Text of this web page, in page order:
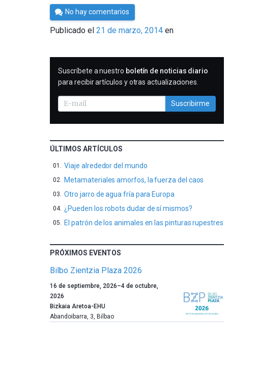
Por
César
Tomé
No hay comentarios
Publicado el21 de marzo, 2014 en
SUSCRIBIRME
Suscríbete a nuestro boletín de noticias diario
para recibir artículos y otras actualizaciones.
Suscribirme
ÚLTIMOS ARTÍCULOS
Viaje alrededor del mundo
Metamateriales amorfos, la fuerza del caos
Otro jarro de agua fría para Europa
¿Pueden los robots dudar de sí mismos?
El patrón de los animales en las pinturas rupestres
PRÓXIMOS EVENTOS
Bilbo Zientzia Plaza 2026
Un
año
más,
Bilbao
16 de septiembre, 2026–4 de octubre,
2026
Bizkaia Aretoa-EHU
Abandoibarra, 3, Bilbao